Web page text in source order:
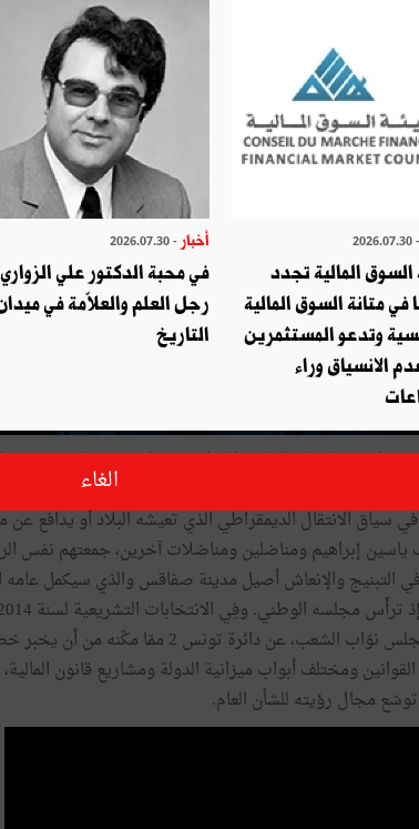
رياض الموخّر
متحدّثا لبقا وسياسيا فطنا لا تخلو نبرات صوته من
الانتقال الديمقراطي الذي تعيشه البلاد أو يدافع
إبراهيم ومناضلين ومناضلات آخرين، جمعتهم نفس
والإنعاش أصيل مدينة صفاقس والذي سيكمل
مناضلي الحزب الثمانية الذين فازوا بمقعد في مجلس نوّاب الشعب، عن دائرة
ومختلف أبواب ميزانية الدولة ومشاريع قانون
مجال رؤيته للشأن العام.
- 2026.07.30
السوق المالية تجدد
في متانة السوق المالية
وتدعو المستثمرين
الانسياق وراء
أخبار - 2026.07.30
في محبة الدكتور علي
رجل العلم والعلاّمة في
التاريخ
الغاء